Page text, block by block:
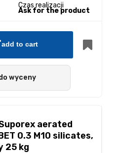
Czas realizacji
Ask for the product
add to cart
wyceny
aerated
0.3 M10 silicates,
25 kg